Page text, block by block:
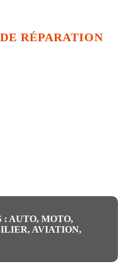
RÉPARATION
: AUTO, MOTO,
AVIATION,